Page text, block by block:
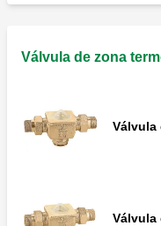
Válvula de zona
Válvula
Válvula